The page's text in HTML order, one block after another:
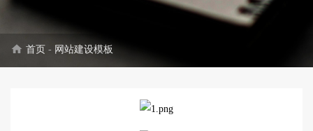
home 首页 - 网站建设模板